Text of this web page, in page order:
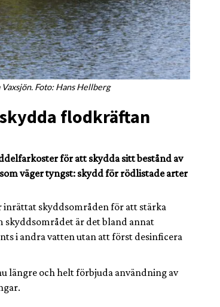
Foto: Hans Hellberg
flodkräftan
för att skydda sitt bestånd av
väger tyngst: skydd för rödlistade arter
inrättat skyddsområden för att stärka
skyddsområdet är det bland annat
i andra vatten utan att först desinficera
längre och helt förbjuda användning av